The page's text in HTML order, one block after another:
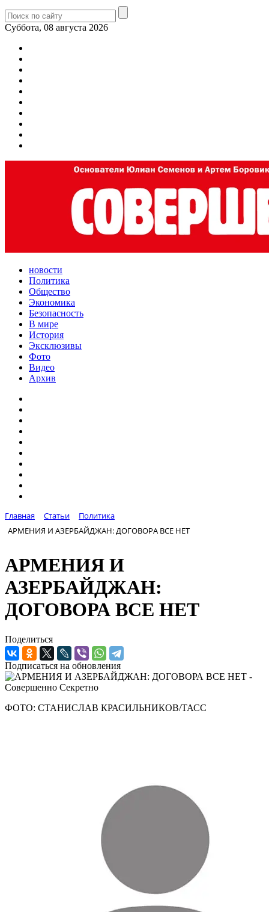
Суббота, 08 августа 2026
новости
Политика
Общество
Экономика
Безопасность
В мире
История
Эксклюзивы
Фото
Видео
Архив
Главная Статьи
Политика
АРМЕНИЯ И АЗЕРБАЙДЖАН: ДОГОВОРА ВСЕ НЕТ
АРМЕНИЯ И
АЗЕРБАЙДЖАН:
ДОГОВОРА ВСЕ НЕТ
Поделиться
Подписаться на обновления
ФОТО: СТАНИСЛАВ КРАСИЛЬНИКОВ/ТАСС